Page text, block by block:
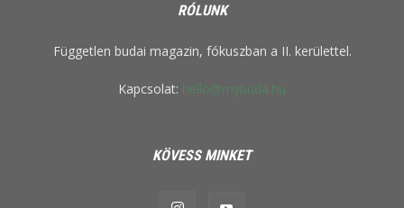
RÓLUNK
Független budai magazin, fókuszban a II. kerülettel.
Kapcsolat: hello@mybuda.hu
KÖVESS MINKET